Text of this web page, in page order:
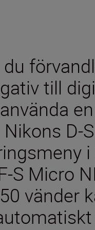
till
D-
i
S Micro
vänder